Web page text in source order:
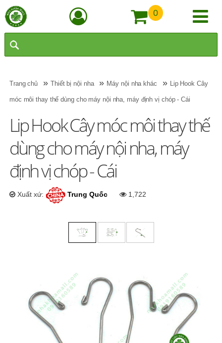
0
Trang chủ »Thiết bị nội nha » Máy nội nha khác » Lip Hook Cây
móc môi thay thế dùng cho máy nội nha, máy định vị chóp - Cái
Lip Hook Cây móc môi thay thế
dùng cho máy nội nha, máy
định vị chóp - Cái
Xuất xứ: Trung Quốc 1,722